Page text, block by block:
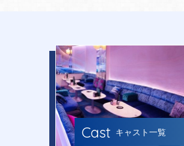
Cast キャスト一覧